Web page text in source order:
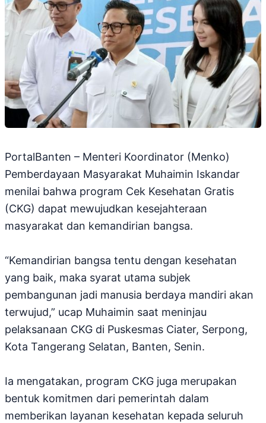
PortalBanten – Menteri Koordinator (Menko)
Pemberdayaan Masyarakat Muhaimin Iskandar
menilai bahwa program Cek Kesehatan Gratis
(CKG) dapat mewujudkan kesejahteraan
masyarakat dan kemandirian bangsa.
“Kemandirian bangsa tentu dengan kesehatan
yang baik, maka syarat utama subjek
pembangunan jadi manusia berdaya mandiri akan
terwujud,” ucap Muhaimin saat meninjau
pelaksanaan CKG di Puskesmas Ciater, Serpong,
Kota Tangerang Selatan, Banten, Senin.
Ia mengatakan, program CKG juga merupakan
bentuk komitmen dari pemerintah dalam
memberikan layanan kesehatan kepada seluruh